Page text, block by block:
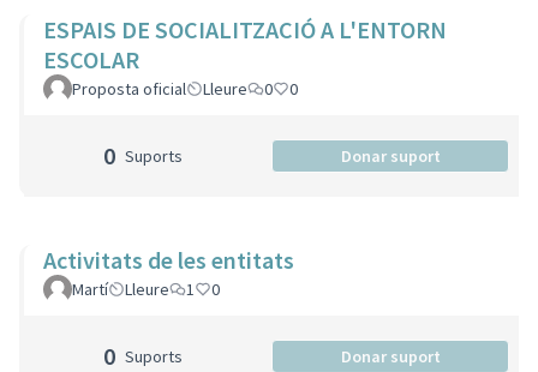
ESPAIS DE SOCIALITZACIÓ A L'ENTORN
ESCOLAR
Proposta oficial Lleure 0 0
0 Suports Donar suport
Activitats de les entitats
Martí Lleure 1 0
0 Suports Donar suport